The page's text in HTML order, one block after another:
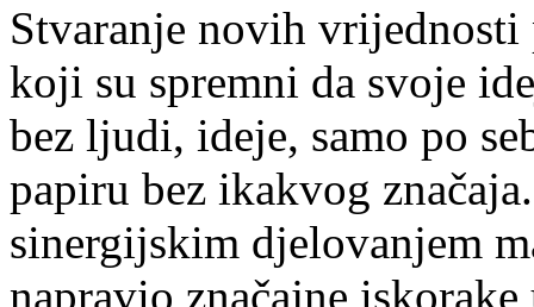
Stvaranje novih
koji su spremni da svoje
bez ljudi, ideje, samo po
papiru bez ikakvog
sinergijskim djelovanjem
napravio značajne